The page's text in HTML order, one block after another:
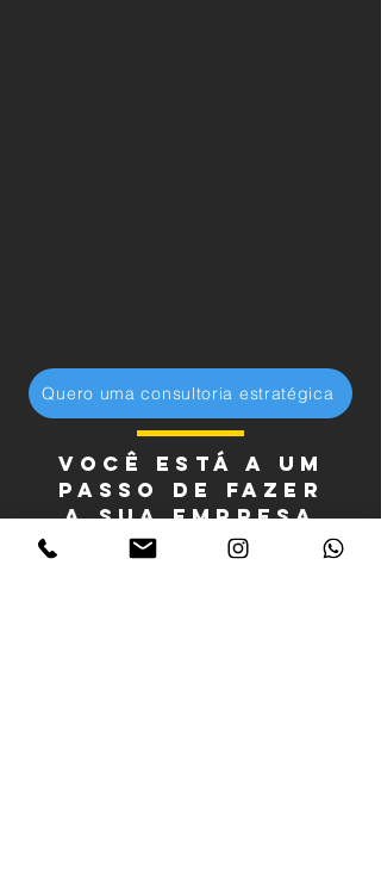
Quero uma consultoria estratégica
Você está a um
passo de fazer
a sua empresa
faturar ainda